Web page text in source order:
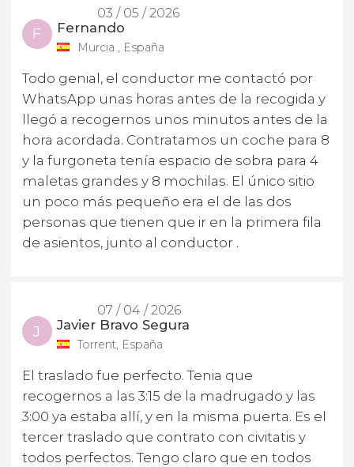
03 / 05 / 2026
F Fernando
Murcia , España
Todo genial, el conductor me contactó por
WhatsApp unas horas antes de la recogida y
llegó a recogernos unos minutos antes de la
hora acordada. Contratamos un coche para 8
y la furgoneta tenía espacio de sobra para 4
maletas grandes y 8 mochilas. El único sitio
un poco más pequeño era el de las dos
personas que tienen que ir en la primera fila
de asientos, junto al conductor .
07 / 04 / 2026
J Javier Bravo Segura
Torrent, España
El traslado fue perfecto. Tenia que
recogernos a las 3:15 de la madrugado y las
3:00 ya estaba allí, y en la misma puerta. Es el
tercer traslado que contrato con civitatis y
todos perfectos. Tengo claro que en todos